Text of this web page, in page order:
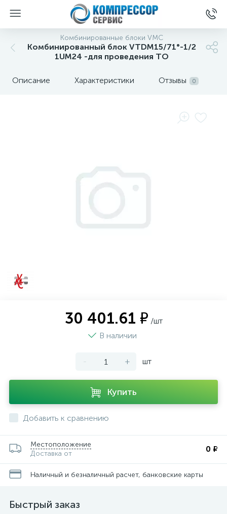
Комбинированные блоки VMC
Комбинированный блок VTDM15/71°-1/2
1UM24 -для проведения ТО
Описание Характеристики Отзывы 0
30 401.61 ₽ /шт
В наличии
- + шт
Купить
Добавить к сравнению
Местоположение
Доставка от
0 ₽
Наличный и безналичный расчет, банковские карты
Быстрый заказ